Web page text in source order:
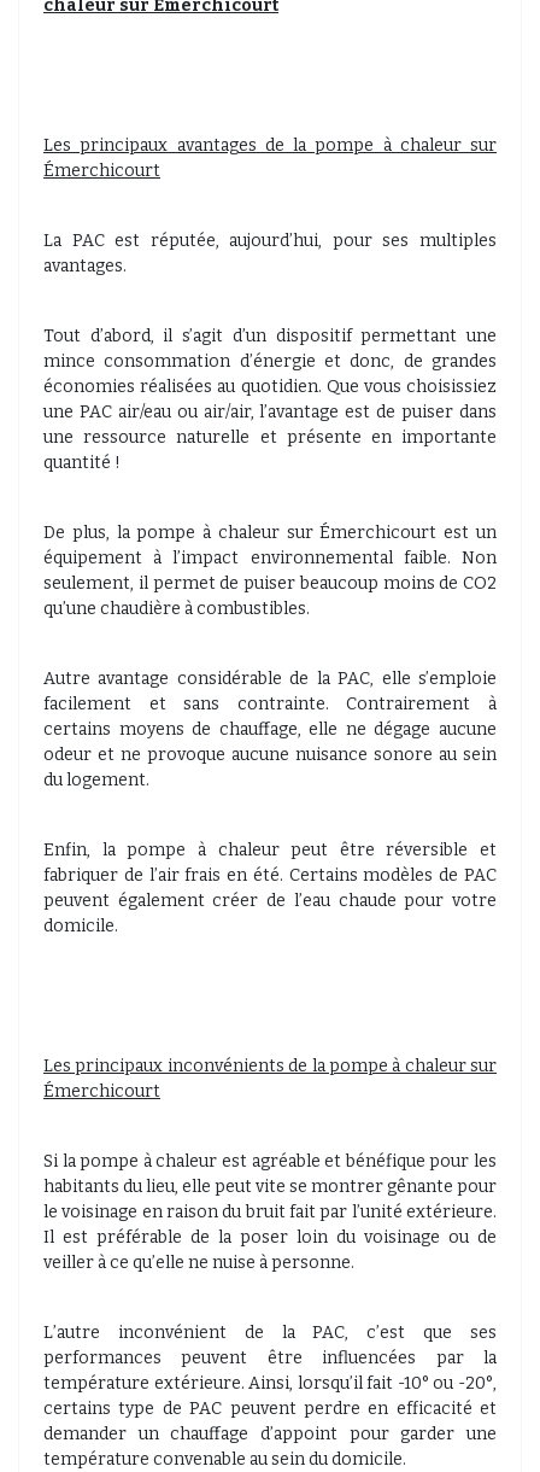
chaleur sur Émerchicourt
Les principaux avantages de la pompe à chaleur sur
Émerchicourt
La PAC est réputée, aujourd’hui, pour ses multiples
avantages.
Tout d’abord, il s’agit d’un dispositif permettant une
mince consommation d’énergie et donc, de grandes
économies réalisées au quotidien. Que vous choisissiez
une PAC air/eau ou air/air, l’avantage est de puiser dans
une ressource naturelle et présente en importante
quantité !
De plus, la pompe à chaleur sur Émerchicourt est un
équipement à l’impact environnemental faible. Non
seulement, il permet de puiser beaucoup moins de CO2
qu’une chaudière à combustibles.
Autre avantage considérable de la PAC, elle s’emploie
facilement et sans contrainte. Contrairement à
certains moyens de chauffage, elle ne dégage aucune
odeur et ne provoque aucune nuisance sonore au sein
du logement.
Enfin, la pompe à chaleur peut être réversible et
fabriquer de l’air frais en été. Certains modèles de PAC
peuvent également créer de l’eau chaude pour votre
domicile.
Les principaux inconvénients de la pompe à chaleur sur
Émerchicourt
Si la pompe à chaleur est agréable et bénéfique pour les
habitants du lieu, elle peut vite se montrer gênante pour
le voisinage en raison du bruit fait par l’unité extérieure.
Il est préférable de la poser loin du voisinage ou de
veiller à ce qu’elle ne nuise à personne.
L’autre inconvénient de la PAC, c’est que ses
performances peuvent être influencées par la
température extérieure. Ainsi, lorsqu’il fait -10° ou -20°,
certains type de PAC peuvent perdre en efficacité et
demander un chauffage d’appoint pour garder une
température convenable au sein du domicile.